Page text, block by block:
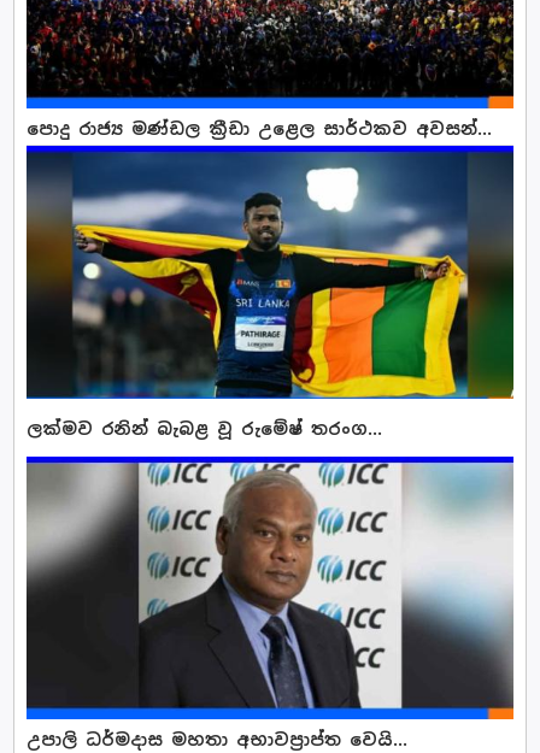
පොදු රාජ්‍ය මණ්ඩල ක්‍රීඩා උළෙල සාර්ථකව අවසන්...
ලක්මව රනින් බැබළ වූ රුමේෂ් තරංග...
උපාලි ධර්මදාස මහතා අභාවප්‍රාප්ත වෙයි...